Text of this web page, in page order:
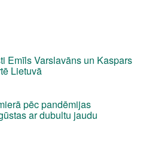
Emīls Varslavāns un Kaspars
Lietuvā
pēc pandēmijas
ar dubultu jaudu